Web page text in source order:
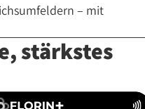
– mit
stärkstes